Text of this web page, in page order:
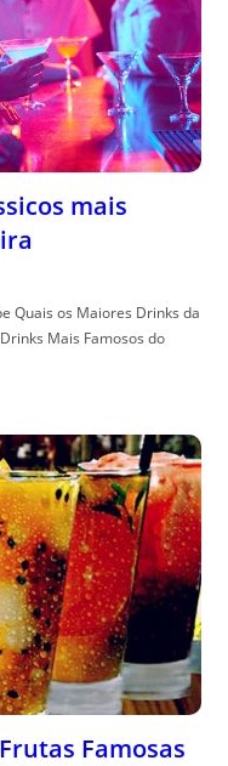
mais
Quais os Maiores Drinks da
Mais Famosos do
Famosas